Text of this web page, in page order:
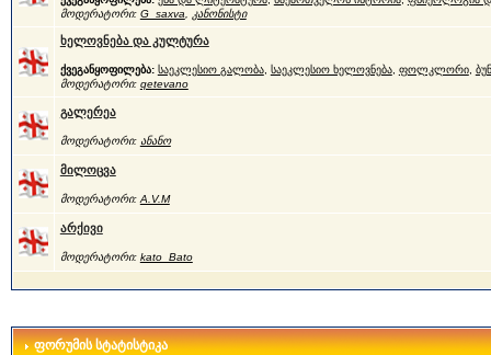
მოდერატორი: G_saxva კანონისტი
ხელოვნება და კულტურა
ქვეგანყოფილება: საეკლესიო გალობა, საეკლესიო ხელოვნება, ფოლკლორი,
მოდერატორი: qetevano
გალერეა
მოდერატორი: ანანო
მილოცვა
მოდერატორი: A.V.M
არქივი
მოდერატორი: kato_Bato
ფორუმის სტატისტიკა